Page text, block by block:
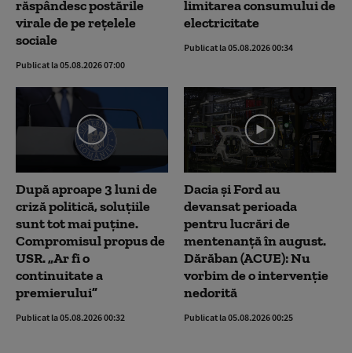
răspândesc postările
virale de pe rețelele
sociale
Publicat la 05.08.2026 07:00
limitarea consumului de
electricitate
Publicat la 05.08.2026 00:34
După aproape 3 luni de
criză politică, soluțiile
sunt tot mai puține.
Compromisul propus de
USR. „Ar fi o
continuitate a
premierului”
Publicat la 05.08.2026 00:32
Dacia și Ford au
devansat perioada
pentru lucrări de
mentenanță în august.
Dărăban (ACUE): Nu
vorbim de o intervenție
nedorită
Publicat la 05.08.2026 00:25